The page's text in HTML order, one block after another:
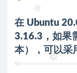
在 Ubuntu
3.16.3 ，如果
本），可以采